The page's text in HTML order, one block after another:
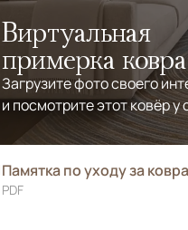
Виртуальная
примерка ковра
Загрузите фото своего
и посмотрите этот ковёр у
Памятка по уходу за
PDF